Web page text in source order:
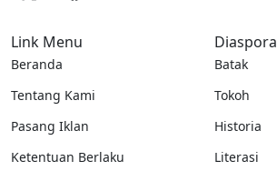
Link Menu
Beranda
Tentang Kami
Pasang Iklan
Ketentuan Berlaku
Diaspora
Batak
Tokoh
Historia
Literasi